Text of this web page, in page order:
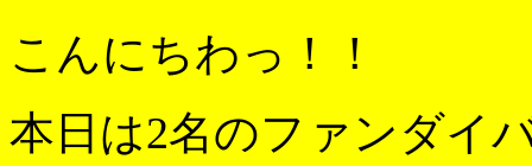
こんにちわっ！！
本日は2名のファンダイ